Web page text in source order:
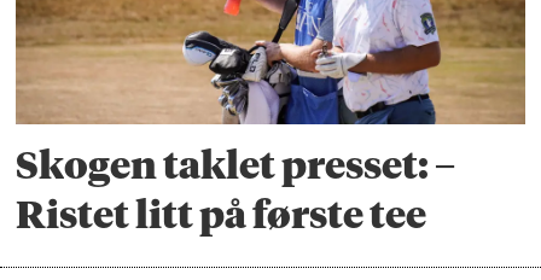
Skogen taklet presset: –
Ristet litt på første tee